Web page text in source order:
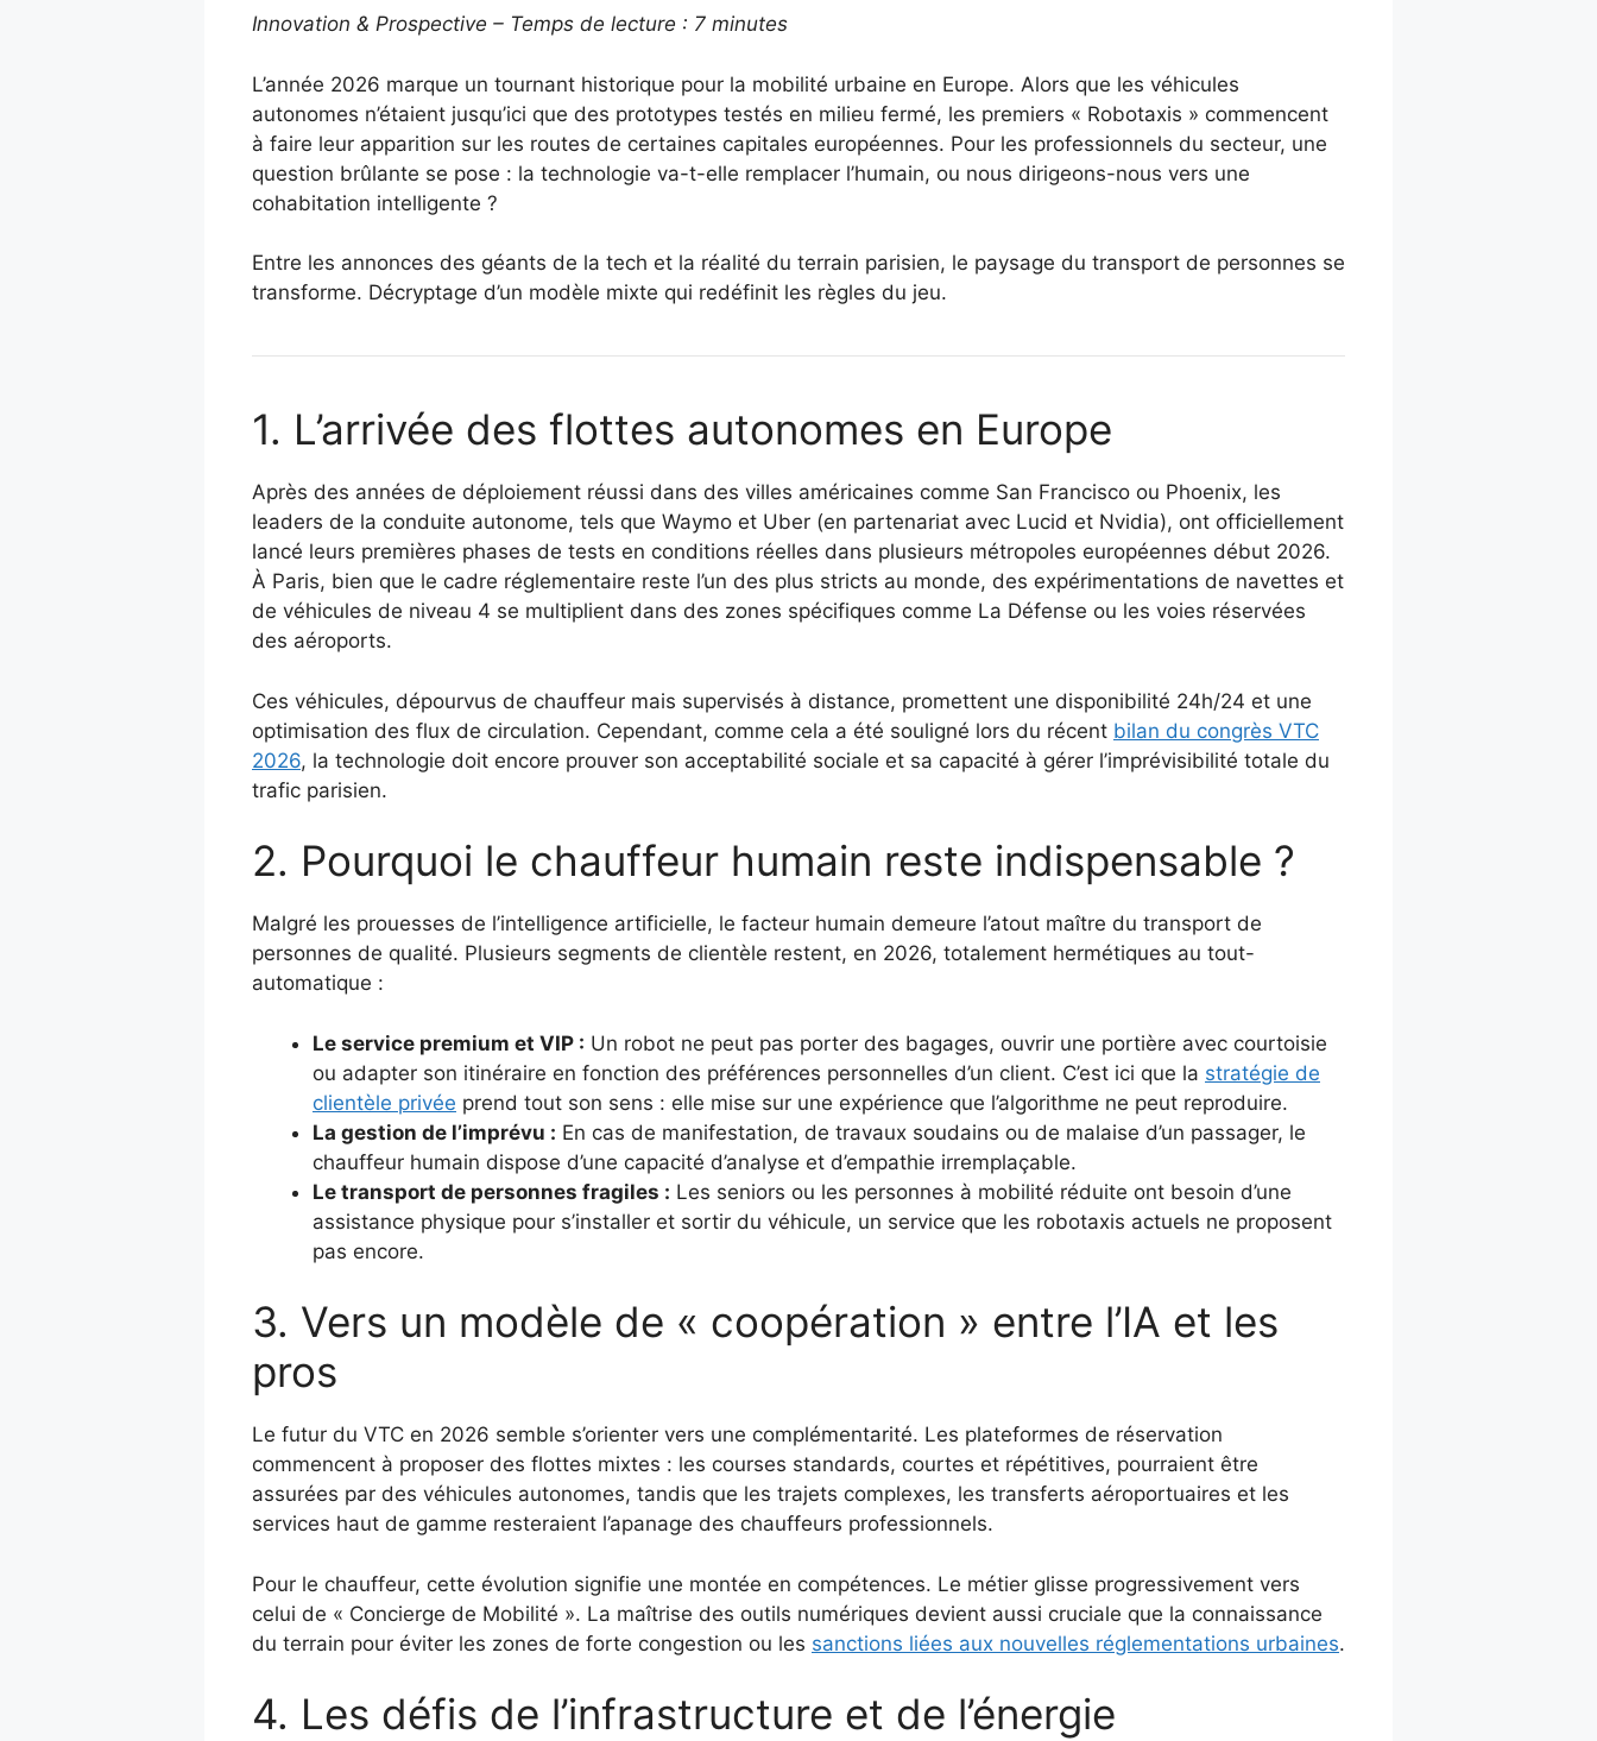
Innovation & Prospective – Temps de lecture : 7 minutes
L’année 2026 marque un tournant historique pour la mobilité urbaine en Europe. Alors que les véhicules
autonomes n’étaient jusqu’ici que des prototypes testés en milieu fermé, les premiers « Robotaxis » commencent
à faire leur apparition sur les routes de certaines capitales européennes. Pour les professionnels du secteur, une
question brûlante se pose : la technologie va-t-elle remplacer l’humain, ou nous dirigeons-nous vers une
cohabitation intelligente ?
Entre les annonces des géants de la tech et la réalité du terrain parisien, le paysage du transport de personnes se
transforme. Décryptage d’un modèle mixte qui redéfinit les règles du jeu.
1. L’arrivée des flottes autonomes en Europe
Après des années de déploiement réussi dans des villes américaines comme San Francisco ou Phoenix, les
leaders de la conduite autonome, tels que Waymo et Uber (en partenariat avec Lucid et Nvidia), ont officiellement
lancé leurs premières phases de tests en conditions réelles dans plusieurs métropoles européennes début 2026.
À Paris, bien que le cadre réglementaire reste l’un des plus stricts au monde, des expérimentations de navettes et
de véhicules de niveau 4 se multiplient dans des zones spécifiques comme La Défense ou les voies réservées
des aéroports.
Ces véhicules, dépourvus de chauffeur mais supervisés à distance, promettent une disponibilité 24h/24 et une
optimisation des flux de circulation. Cependant, comme cela a été souligné lors du récent bilan du congrès VTC
2026, la technologie doit encore prouver son acceptabilité sociale et sa capacité à gérer l’imprévisibilité totale du
trafic parisien.
2. Pourquoi le chauffeur humain reste indispensable ?
Malgré les prouesses de l’intelligence artificielle, le facteur humain demeure l’atout maître du transport de
personnes de qualité. Plusieurs segments de clientèle restent, en 2026, totalement hermétiques au tout-
automatique :
Le service premium et VIP : Un robot ne peut pas porter des bagages, ouvrir une portière avec courtoisie
ou adapter son itinéraire en fonction des préférences personnelles d’un client. C’est ici que la stratégie de
clientèle privée prend tout son sens : elle mise sur une expérience que l’algorithme ne peut reproduire.
La gestion de l’imprévu : En cas de manifestation, de travaux soudains ou de malaise d’un passager, le
chauffeur humain dispose d’une capacité d’analyse et d’empathie irremplaçable.
Le transport de personnes fragiles : Les seniors ou les personnes à mobilité réduite ont besoin d’une
assistance physique pour s’installer et sortir du véhicule, un service que les robotaxis actuels ne proposent
pas encore.
3. Vers un modèle de « coopération » entre l’IA et les
pros
Le futur du VTC en 2026 semble s’orienter vers une complémentarité. Les plateformes de réservation
commencent à proposer des flottes mixtes : les courses standards, courtes et répétitives, pourraient être
assurées par des véhicules autonomes, tandis que les trajets complexes, les transferts aéroportuaires et les
services haut de gamme resteraient l’apanage des chauffeurs professionnels.
Pour le chauffeur, cette évolution signifie une montée en compétences. Le métier glisse progressivement vers
celui de « Concierge de Mobilité ». La maîtrise des outils numériques devient aussi cruciale que la connaissance
du terrain pour éviter les zones de forte congestion ou les sanctions liées aux nouvelles réglementations urbaines.
4. Les défis de l’infrastructure et de l’énergie